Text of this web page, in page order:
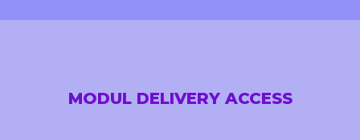
MODUL DELIVERY ACCESS